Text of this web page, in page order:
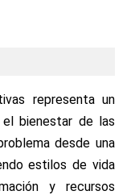
representa un
bienestar de las
desde una
estilos de vida
y recursos